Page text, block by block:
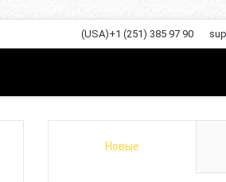
(USA)+1 (251) 385 97 90
Новые